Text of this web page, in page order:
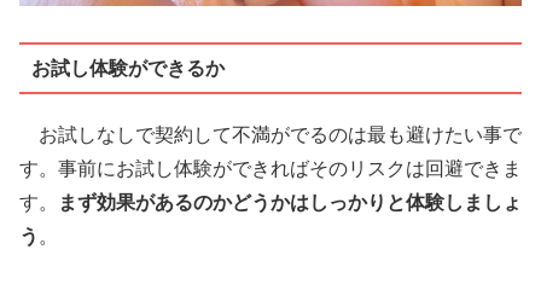
お試し体験ができるか
お試しなしで契約して不満がでるのは最も避けたい事で
す。事前にお試し体験ができればそのリスクは回避できま
す。
まず効果があるのかどうかはしっかりと体験しましょ
う 。